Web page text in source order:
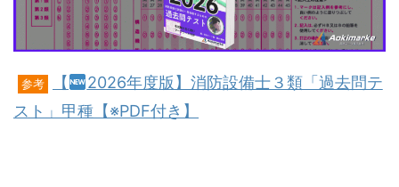
参考 【
2026年度版】消防設備士３類「過去問テ
スト」甲種【※PDF付き】